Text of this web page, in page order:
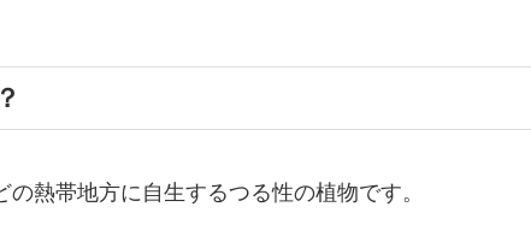
熱帯地方に自生するつる性の植物です。